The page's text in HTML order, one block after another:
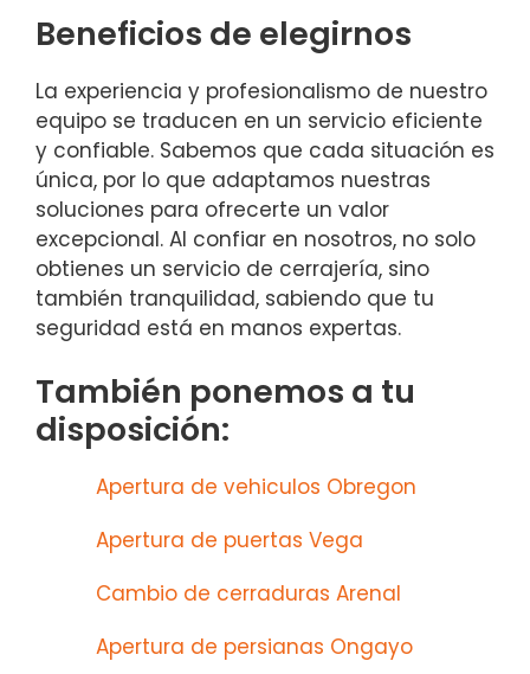
Beneficios de elegirnos
La experiencia y profesionalismo de nuestro
equipo se traducen en un servicio eficiente
y confiable. Sabemos que cada situación es
única, por lo que adaptamos nuestras
soluciones para ofrecerte un valor
excepcional. Al confiar en nosotros, no solo
obtienes un servicio de cerrajería, sino
también tranquilidad, sabiendo que tu
seguridad está en manos expertas.
También ponemos a tu
disposición:
Apertura de vehiculos Obregon
Apertura de puertas Vega
Cambio de cerraduras Arenal
Apertura de persianas Ongayo